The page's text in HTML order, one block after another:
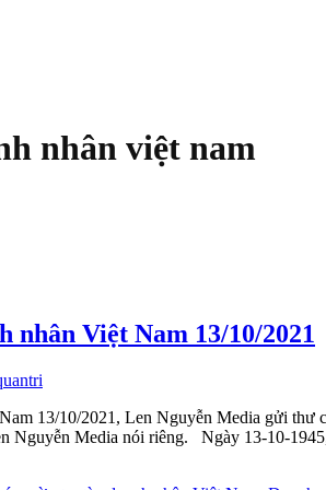
nhân việt nam
nhân Việt Nam 13/10/2021
13/10/2021, Len Nguyễn Media gửi
Nguyễn Media nói riêng. Ngày 13-10-